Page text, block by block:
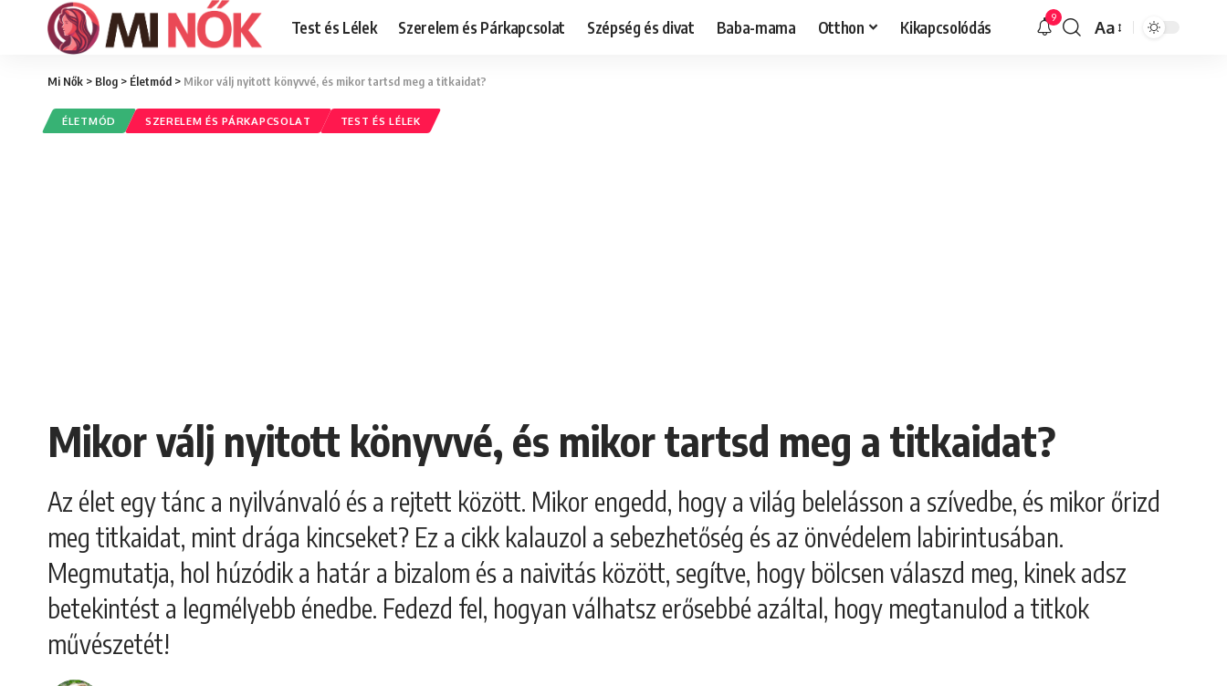
Test és Lélek Szerelem és Párkapcsolat Szépség és divat Baba-mama Otthon Kikapcsolódás 9
Font
Aa
Mi Nők > Blog > Életmód > Mikor válj nyitott könyvvé, és mikor tartsd meg a titkaidat?
ÉLETMÓD SZERELEM ÉS PÁRKAPCSOLAT TEST ÉS LÉLEK
Mikor válj nyitott könyvvé, és mikor tartsd meg a titkaidat?
Az élet egy tánc a nyilvánvaló és a rejtett között. Mikor engedd, hogy a világ belelásson a szívedbe, és mikor őrizd
meg titkaidat, mint drága kincseket? Ez a cikk kalauzol a sebezhetőség és az önvédelem labirintusában.
Megmutatja, hol húzódik a határ a bizalom és a naivitás között, segítve, hogy bölcsen válaszd meg, kinek adsz
betekintést a legmélyebb énedbe. Fedezd fel, hogyan válhatsz erősebbé azáltal, hogy megtanulod a titkok
művészetét!